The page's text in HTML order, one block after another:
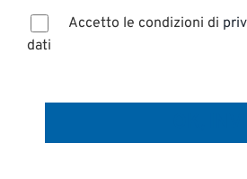
Accetto le condizioni di
dati